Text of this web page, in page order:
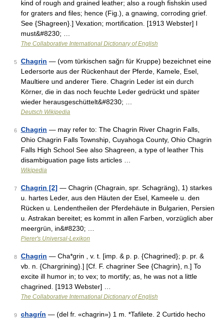
kind of rough and grained leather; also a rough fishskin used
for graters and files; hence (Fig.), a gnawing, corroding grief.
See {Shagreen}.] Vexation; mortification. [1913 Webster] I
must&#8230; …
The Collaborative International Dictionary of English
5 Chagrin — (vom türkischen sağrı für Kruppe) bezeichnet eine
Ledersorte aus der Rückenhaut der Pferde, Kamele, Esel,
Maultiere und anderer Tiere. Chagrin Leder ist ein durch
Körner, die in das noch feuchte Leder gedrückt und später
wieder herausgeschüttelt&#8230; …
Deutsch Wikipedia
6 Chagrin — may refer to: The Chagrin River Chagrin Falls,
Ohio Chagrin Falls Township, Cuyahoga County, Ohio Chagrin
Falls High School See also Shagreen, a type of leather This
disambiguation page lists articles …
Wikipedia
7 Chagrin [2] — Chagrin (Chagrain, spr. Schagräng), 1) starkes
u. hartes Leder, aus den Häuten der Esel, Kameele u. den
Rücken u. Lendentheilen der Pferdehäute in Bulgarien, Persien
u. Astrakan bereitet; es kommt in allen Farben, vorzüglich aber
meergrün, in&#8230; …
Pierer's Universal-Lexikon
8 Chagrin — Cha*grin , v. t. [imp. & p. p. {Chagrined}; p. pr. &
vb. n. {Chargrining}.] [Cf. F. chagriner See {Chagrin}, n.] To
excite ill humor in; to vex; to mortify; as, he was not a little
chagrined. [1913 Webster] …
The Collaborative International Dictionary of English
9 chagrín — (del fr. «chagrin») 1 m. *Tafilete. 2 Curtido hecho